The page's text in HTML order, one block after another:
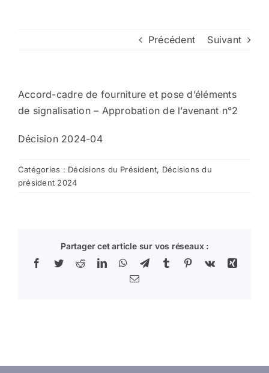
Nous contacter
Aller au site de la CCVG
Précédent Suivant
Accord-cadre de fourniture et pose d’éléments
de signalisation – Approbation de l’avenant n°2
Décision 2024-04
Catégories : Décisions du Président, Décisions du
président 2024
Partager cet article sur vos réseaux :
Facebook
TwitterRedditLinkedInWhatsApp
TelegramTumblr Pinterest
Vk
Xing
Email